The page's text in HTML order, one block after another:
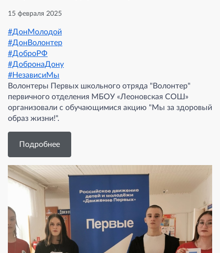
15 февраля 2025
#ДонМолодой
#ДонВолонтер
#ДоброРФ
#ДобронаДону
#НезависиМы
Волонтеры Первых школьного отряда "Волонтер"
первичного отделения МБОУ «Леоновская СОШ»
организовали с обучающимися акцию "Мы за здоровый
образ жизни!".
Подробнее